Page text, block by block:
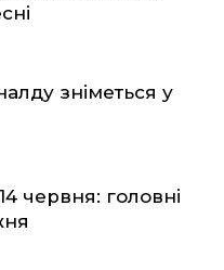
зніметься у
червня: головні